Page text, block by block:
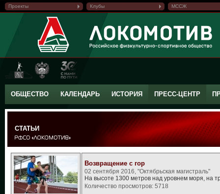
Проекты Клубы МССЖ
ОБЩЕСТВО КАЛЕНДАРЬ ИСТОРИЯ ПРЕСС-ЦЕНТР
СТАТЬИ
Возвращение с гор
02 сентября 2016, "Октябрьская магистраль"
На высоте 1300 метров над уровнем моря, на
Количество просмотров: 5718